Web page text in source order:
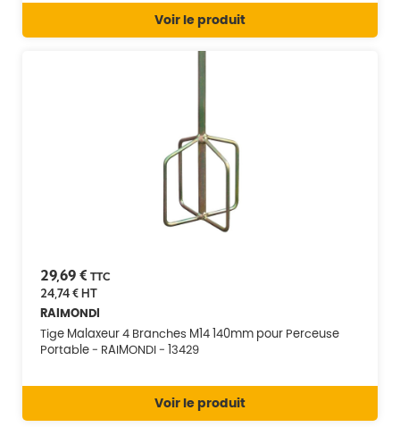
Voir le produit
29,69 € TTC
24,74 €HT
RAIMONDI
Tige Malaxeur 4 Branches M14 140mm pour Perceuse
Portable - RAIMONDI - 13429
Voir le produit